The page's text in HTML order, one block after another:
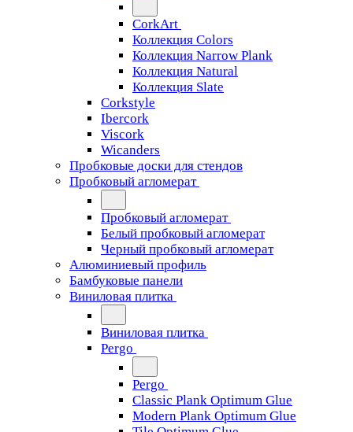
CorkArt
Коллекция Colors
Коллекция Narrow Plank
Коллекция Natural
Коллекция Slate
Corkstyle
Ibercork
Viscork
Wicanders
Пробковые доски для стендов
Пробковый агломерат
Пробковый агломерат
Белый пробковый агломерат
Черный пробковый агломерат
Алюминиевый профиль
Бамбуковые панели
Виниловая плитка
Виниловая плитка
Pergo
Pergo
Classic Plank Optimum Glue
Modern Plank Optimum Glue